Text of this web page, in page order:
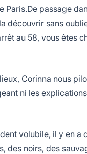
Paris.De passage
découvrir sans
au 58, vous êtes
Corinna nous
ni les
volubile, il y en a
des noirs, des